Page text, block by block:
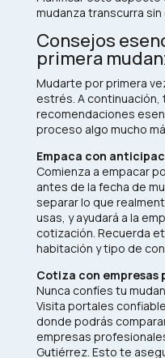
mudanza transcurra
Consejos
primera
Mudarte por primera
estrés. A
recomendaciones
proceso algo mucho
Empaca con
Comienza a empacar
antes de la fecha de
separar lo que
usas, y ayudará a la
cotización. Recuerda
habitación y tipo de
Cotiza con empresas
Nunca confíes tu
Visita portales
donde podrás
empresas
Gutiérrez. Esto te